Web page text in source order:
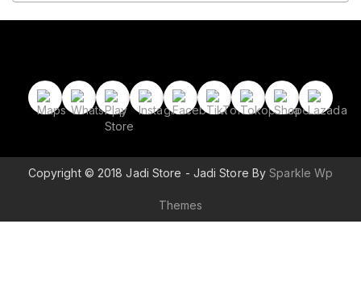
Copyright © 2018 Jadi Store - Jadi Store BySparkle Wp
Themes